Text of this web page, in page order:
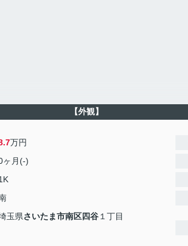
【外観】
万円
ヶ月(-)
玉県さいたま市南区四谷 １丁目